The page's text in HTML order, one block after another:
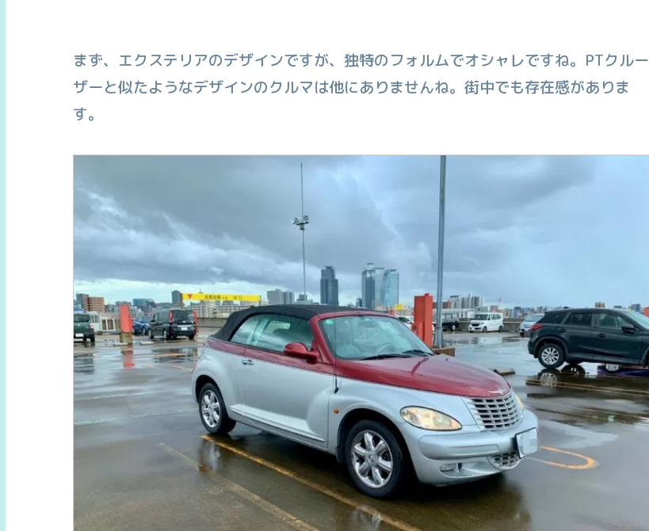
まず、エクステリアのデザインですが、独特のフォルムでオシャレですね。PTクルー
ザーと似たようなデザインのクルマは他にありませんね。街中でも存在感がありま
す。